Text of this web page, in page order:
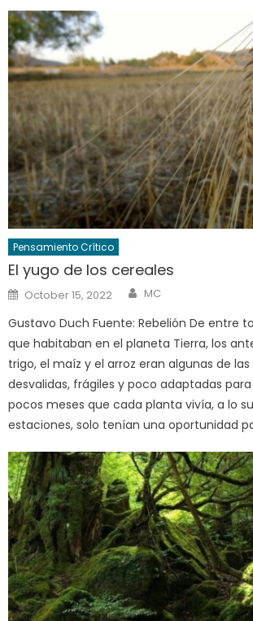
Pensamiento Crítico
El yugo de los cereales
Posted
on
October 15, 2022 Author
MC
Gustavo Duch Fuente: Rebelión De entre
que habitaban en el planeta Tierra, los
trigo, el maíz y el arroz eran algunas de
desvalidas, frágiles y poco adaptadas para
pocos meses que cada planta vivía, a lo
estaciones, solo tenían una oportunidad